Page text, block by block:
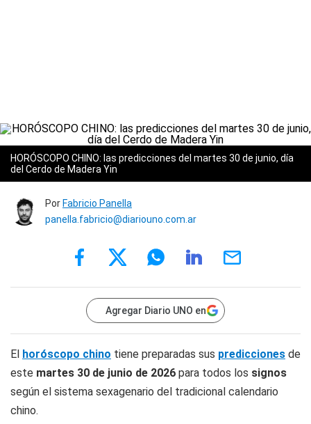
HORÓSCOPO CHINO: las predicciones del martes 30 de junio, día
del Cerdo de Madera Yin
Por Fabricio Panella
panella.fabricio@diariouno.com.ar
Agregar Diario UNO en
El horóscopo chino tiene preparadas sus predicciones de
este martes 30 de junio de 2026 para todos los signos
según el sistema sexagenario del tradicional calendario
chino.